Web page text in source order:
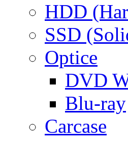
HDD
SSD
Optice
DVD
Blu-ray
Carcase